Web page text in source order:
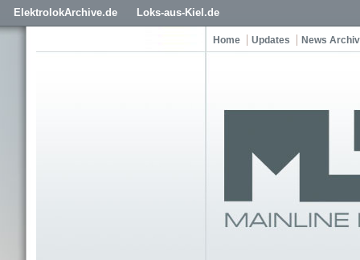
ElektrolokArchive.de Loks-aus-Kiel.de
Home Updates News Archiv